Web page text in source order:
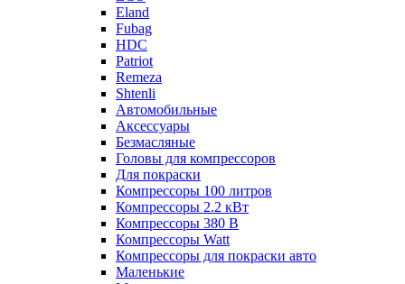
Eland
Fubag
HDC
Patriot
Remeza
Shtenli
Автомобильные
Аксессуары
Безмасляные
Головы для компрессоров
Для покраски
Компрессоры 100 литров
Компрессоры 2.2 кВт
Компрессоры 380 В
Компрессоры Watt
Компрессоры для покраски авто
Маленькие